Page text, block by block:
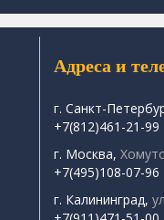
Адреса и
г. Санкт-
+7(812)461-21-99
г. Москва,
+7(495)108-07-96
г. Калининград,